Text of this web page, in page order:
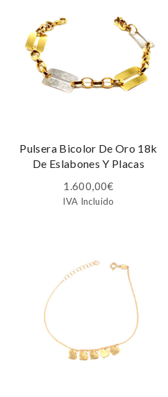
Pulsera Bicolor De Oro 18k
De Eslabones Y Placas
1.600,00€
IVA Incluido